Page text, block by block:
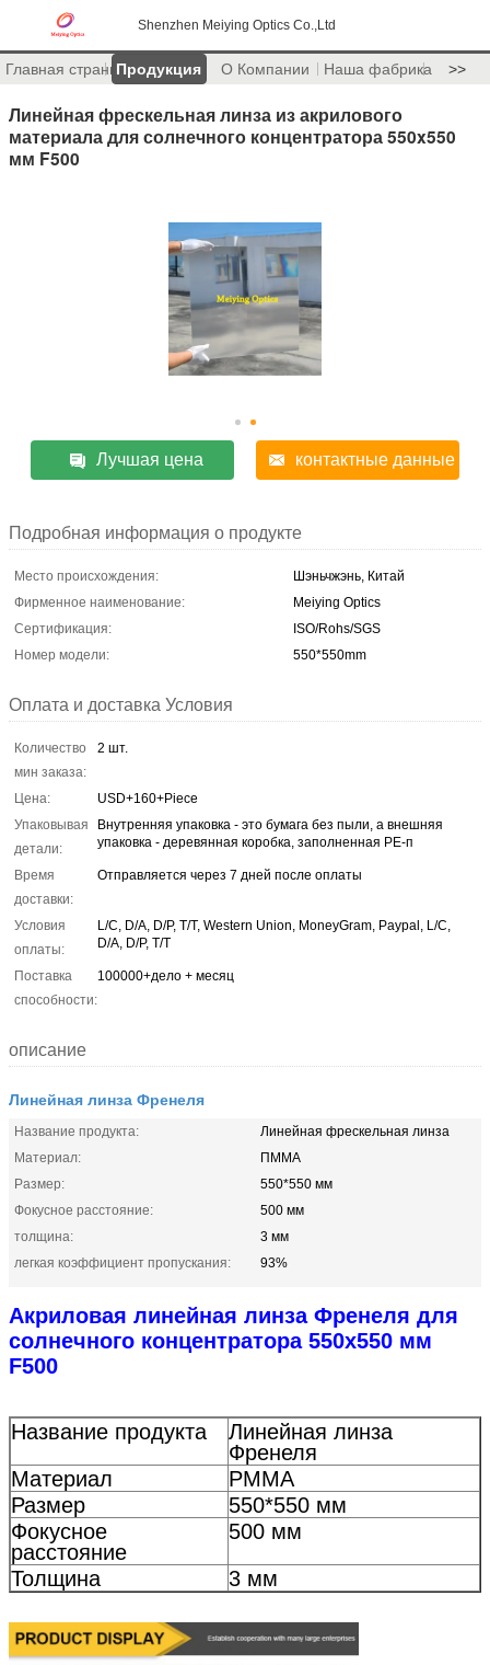
Shenzhen Meiying Optics Co.,Ltd
Главная страницаПродукция О Компании Наша фабрика >>
Линейная фрескельная линза из акрилового
материала для солнечного концентратора 550x550
мм F500
Лучшая цена контактные данные
Подробная информация о продукте
Место происхождения:
Шэньчжэнь, Китай
Фирменное наименование:
Meiying Optics
Сертификация:
ISO/Rohs/SGS
Номер модели:
550*550mm
Оплата и доставка Условия
Количество
мин заказа:
2 шт.
Цена:
USD+160+Piece
Упаковывая
детали:
Внутренняя упаковка - это бумага без пыли, а внешняя
упаковка - деревянная коробка, заполненная PE-п
Время
доставки:
Отправляется через 7 дней после оплаты
Условия
оплаты:
L/C, D/A, D/P, T/T, Western Union, MoneyGram, Paypal, L/C,
D/A, D/P, T/T
Поставка
способности:
100000+дело + месяц
описание
Линейная линза Френеля
Название продукта:
Линейная фрескельная линза
Материал:
ПММА
Размер:
550*550 мм
Фокусное расстояние:
500 мм
толщина:
3 мм
легкая коэффициент пропускания:
93%
Акриловая линейная линза Френеля для
солнечного концентратора 550x550 мм
F500
Название продукта
Линейная линза
Френеля
Материал
PMMA
Размер
550*550 мм
Фокусное
расстояние
500 мм
Толщина
3 мм